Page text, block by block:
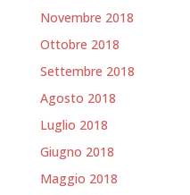
Novembre 2018
Ottobre 2018
Settembre 2018
Agosto 2018
Luglio 2018
Giugno 2018
Maggio 2018